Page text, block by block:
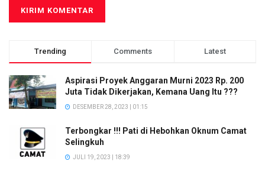
Trending Comments Latest
Aspirasi Proyek Anggaran Murni 2023 Rp. 200
Juta Tidak Dikerjakan, Kemana Uang Itu ???
DESEMBER 28, 2023 | 01:15
Terbongkar !!! Pati di Hebohkan Oknum Camat
Selingkuh
JULI 19, 2023 | 18:39